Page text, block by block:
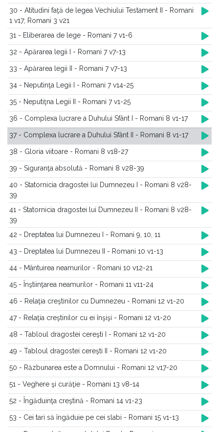
30 - Atitudini faţă de legea Vechiului Testament II - Romani
1 v17; Romani 3 v21
31 - Eliberarea de lege - Romani 7 v1-6
32 - Apărarea legii I - Romani 7 v7-13
33 - Apărarea legii II - Romani 7 v7-13
34 - Neputinţa Legii I - Romani 7 v14-25
35 - Neputiţna Legii II - Romani 7 v1-25
36 - Complexa lucrare a Duhului Sfânt I - Romani 8 v1-17
37 - Complexa lucrare a Duhului Sfânt II - Romani 8 v1-17
38 - Gloria viitoare - Romani 8 v18-27
39 - Siguranţa absolută - Romani 8 v28-39
40 - Statornicia dragostei lui Dumnezeu I - Romani 8 v28-
39
41 - Statornicia dragostei lui Dumnezeu II - Romani 8 v28-
39
42 - Dreptatea lui Dumnezeu I - Romani 9, 10, 11
43 - Dreptatea lui Dumnezeu II - Romani 10 v1-13
44 - Mântuirea neamurilor - Romani 10 v12-21
45 - Înştiinţarea neamurilor - Romani 11 v11-24
46 - Relaţia creştinilor cu Dumnezeu - Romani 12 v1-20
47 - Relaţia creştinilor cu ei înşişi - Romani 12 v1-20
48 - Tabloul dragostei cereşti I - Romani 12 v1-20
49 - Tabloul dragostei cereşti II - Romani 12 v1-20
50 - Răzbunarea este a Domnului - Romani 12 v17-20
51 - Veghere şi curăţie - Romani 13 v8-14
52 - Îngăduinţa creştină - Romani 14 v1-23
53 - Cei tari să îngăduie pe cei slabi - Romani 15 v1-13